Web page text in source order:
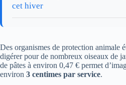
cet hiver
Des organismes de protection animale
digérer pour de nombreux oiseaux de
de pâtes à environ 0,47 € permet
environ 3 centimes par service.